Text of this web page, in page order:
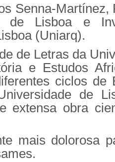
Senna-
de Lisboa e
(Uniarq).
de Letras da
e Estudos
ciclos
de
extensa obra
mais dolorosa